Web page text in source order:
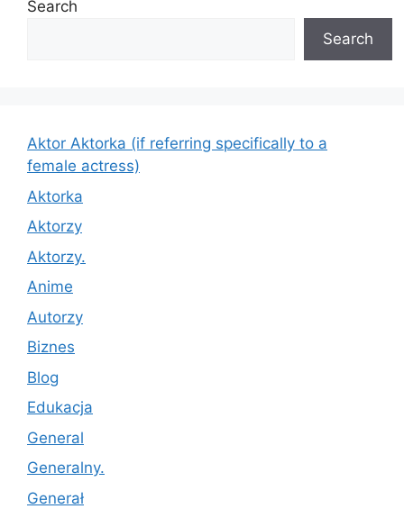
Search
Search
Aktor Aktorka (if referring specifically to a
female actress)
Aktorka
Aktorzy
Aktorzy.
Anime
Autorzy
Biznes
Blog
Edukacja
General
Generalny.
Generał